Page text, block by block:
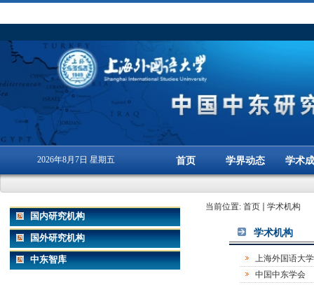
2026年8月7日 星期五 首页 学界动态 学术
国内研究机构
国外研究机构
中东智库
当前位置: 首页 学术机构
学术机构
上海外国语大
中国中东学会